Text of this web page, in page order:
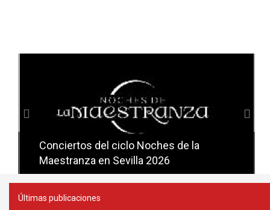
Conciertos del ciclo Noches de la
Maestranza en Sevilla 2026
Conciertos del ciclo Candlelight en
Sevilla
Últimas publicaciones